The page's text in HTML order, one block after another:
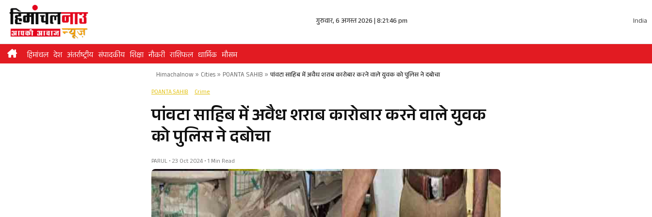
Skip
content
गुरुवार, 6 अगस्त 2026 | 8:21:46 pm India
हिमांचल देश अंतर्राष्ट्रीय संपादकीय शिक्षा नौकरी राशिफल धार्मिक मौसम
Himachalnow» Cities» POANTA SAHIB » पांवटा साहिब में अवैध शराब कारोबार करने वाले युवक को पुलिस ने दबोचा
POANTA SAHIB Crime
पांवटा साहिब में अवैध शराब कारोबार करने वाले युवक
को पुलिस ने दबोचा
PARUL • 23 Oct 2024 • 1 Min Read